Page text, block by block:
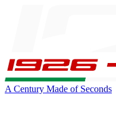
A Century Made of Seconds